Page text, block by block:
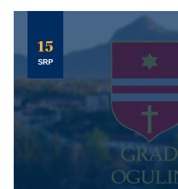
15
SRP